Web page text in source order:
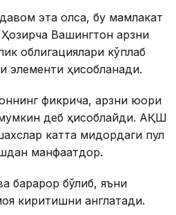
эта олса, бу мамлакат
Вашингтон қарзни
облигациялари кўплаб
элементи ҳисобланади.
фикрича, қарзни юқори
деб ҳисоблайди. АҚШ
катта миқдордаги пул
манфаатдор.
барқарор бўлиб, яъни
киритишни англатади.